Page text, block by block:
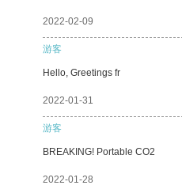
2022-02-09
游客
Hello, Greetings fr
2022-01-31
游客
BREAKING! Portable CO2
2022-01-28